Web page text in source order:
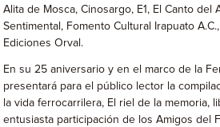
Alita de Mosca, Cinosargo, E1, El Canto del
Sentimental, Fomento Cultural Irapuato
Ediciones Orval.
En su 25 aniversario y en el marco de la
presentará para el público lector la
la vida ferrocarrilera, El riel de la memoria,
entusiasta participación de los Amigos del